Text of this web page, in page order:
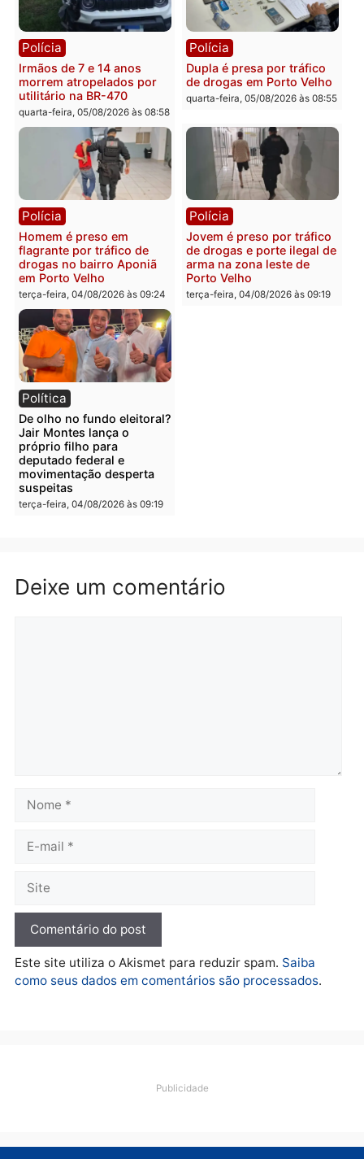
Adolescentes são
apreendidos após furto em
farmácia na zona sul de
Porto Velho
quarta-feira, 05/08/2026 às 09:15
Ciclista de 66 anos é
assaltado durante
pedalada na Estrada da
Penal
quarta-feira, 05/08/2026 às
Polícia
Foragido é baleado após
atirar em policial e vários
suspeitos de tráfico são
presos durante Operação
Maximus em Porto Velho
quarta-feira, 05/08/2026 às 09:05
Polícia
Professor morre em
colisão frontal entre
motocicletas no interior
quarta-feira, 05/08/2026 às
Polícia
Irmãos de 7 e 14 anos
morrem atropelados por
utilitário na BR-470
quarta-feira, 05/08/2026 às 08:58
Polícia Polícia
Política
Jair Montes lança o
próprio filho para
movimentação desperta